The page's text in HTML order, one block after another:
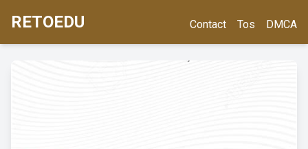
RETOEDU Contact Tos DMCA